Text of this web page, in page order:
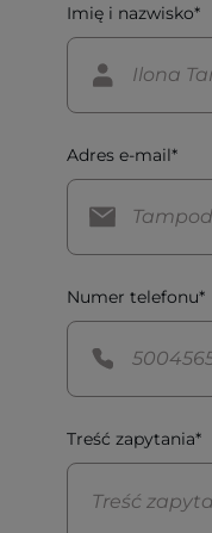
Imię i nazwisko*
Adres e-mail*
Numer telefonu*
Treść zapytania*